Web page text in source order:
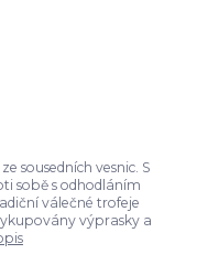
sousedních vesnic. S
sobě s odhodláním
válečné trofeje
výprasky a